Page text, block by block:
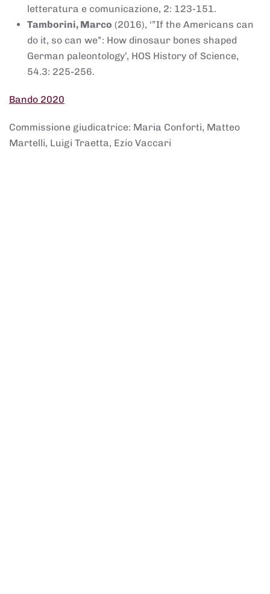
letteratura e comunicazione, 2: 123-151.
Tamborini, Marco (2016), ‘”If the Americans can
do it, so can we”: How dinosaur bones shaped
German paleontology’, HOS History of Science,
54.3: 225-256.
Bando 2020
Commissione giudicatrice: Maria Conforti, Matteo
Martelli, Luigi Traetta, Ezio Vaccari